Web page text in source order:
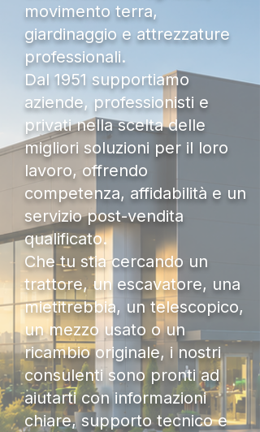
movimento terra,
giardinaggio e attrezzature
professionali.
Dal 1951 supportiamo
aziende, professionisti e
privati nella scelta delle
migliori soluzioni per il loro
lavoro, offrendo
competenza, affidabilità e un
servizio post-vendita
qualificato.
Che tu stia cercando un
trattore, un escavatore, una
mietitrebbia, un telescopico,
un mezzo usato o un
ricambio originale, i nostri
consulenti sono pronti ad
aiutarti con informazioni
chiare, supporto tecnico e